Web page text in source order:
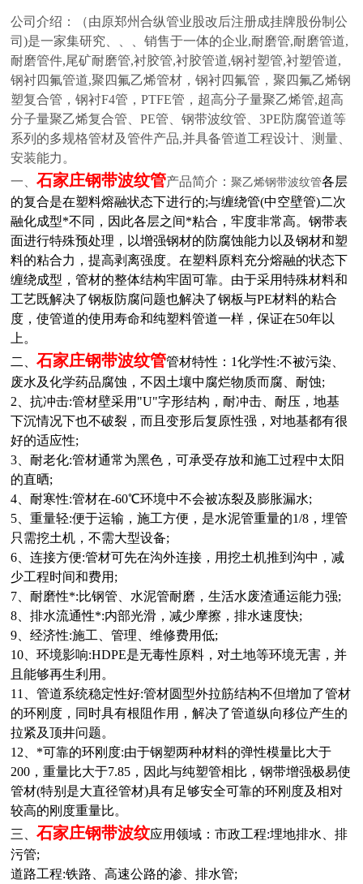
公司介绍：
（由原郑州合纵管业股改后注册成挂牌股份制公
司)是一家集研究、、、销售于一体的企业,耐磨管,耐磨管道,
耐磨管件,尾矿耐磨管,衬胶管,衬胶管道,钢衬塑管,衬塑管道,
钢衬四氟管道,聚四氟乙烯管材，钢衬四氟管，聚四氟乙烯钢
塑复合管，钢衬F4管，PTFE管，超高分子量聚乙烯管,超高
分子量聚乙烯复合管、PE管、钢带波纹管、3PE防腐管道等
系列的多规格管材及管件产品,并具备管道工程设计、测量、
安装能力。
一、石家庄钢带波纹管产品简介：聚乙烯钢带波纹管各层
的复合是在塑料熔融状态下进行的;与缠绕管(中空壁管)二次
融化成型*不同，因此各层之间*粘合，牢度非常高。钢带表
面进行特殊预处理，以增强钢材的防腐蚀能力以及钢材和塑
料的粘合力，提高剥离强度。在塑料原料充分熔融的状态下
缠绕成型，管材的整体结构牢固可靠。由于采用特殊材料和
工艺既解决了钢板防腐问题也解决了钢板与PE材料的粘合
度，使管道的使用寿命和纯塑料管道一样，保证在50年以
上。
二、石家庄钢带波纹管管材特性：1化学性:不被污染、
废水及化学药品腐蚀，不因土壤中腐烂物质而腐、耐蚀;
2、抗冲击:管材壁采用"U"字形结构，耐冲击、耐压，地基
下沉情况下也不破裂，而且变形后复原性强，对地基都有很
好的适应性;
3、耐老化:管材通常为黑色，可承受存放和施工过程中太阳
的直晒;
4、耐寒性:管材在-60℃环境中不会被冻裂及膨胀漏水;
5、重量轻:便于运输，施工方便，是水泥管重量的1/8，埋管
只需挖土机，不需大型设备;
6、连接方便:管材可先在沟外连接，用挖土机推到沟中，减
少工程时间和费用;
7、耐磨性*:比钢管、水泥管耐磨，生活水废渣通运能力强;
8、排水流通性*:内部光滑，减少摩擦，排水速度快;
9、经济性:施工、管理、维修费用低;
10、环境影响:HDPE是无毒性原料，对土地等环境无害，并
且能够再生利用。
11、管道系统稳定性好:管材圆型外拉筋结构不但增加了管材
的环刚度，同时具有根阻作用，解决了管道纵向移位产生的
拉紧及顶井问题。
12、*可靠的环刚度:由于钢塑两种材料的弹性模量比大于
200，重量比大于7.85，因此与纯塑管相比，钢带增强极易使
管材(特别是大直径管材)具有足够安全可靠的环刚度及相对
较高的刚度重量比。
三、石家庄钢带波纹应用领域：市政工程:埋地排水、排
污管;
道路工程:铁路、高速公路的渗、排水管;